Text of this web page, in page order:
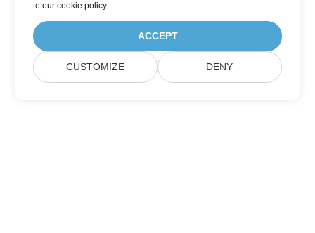
toour cookie policy.
ACCEPT
CUSTOMIZE DENY